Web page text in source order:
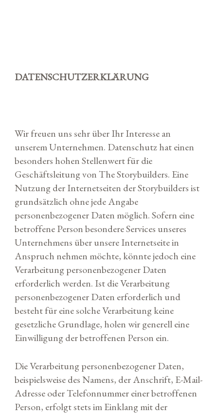
DATENSCHUTZERKLÄRUNG
Wir freuen uns sehr über Ihr Interesse an
unserem Unternehmen. Datenschutz hat einen
besonders hohen Stellenwert für die
Geschäftsleitung von The Storybuilders. Eine
Nutzung der Internetseiten der Storybuilders ist
grundsätzlich ohne jede Angabe
personenbezogener Daten möglich. Sofern eine
betroffene Person besondere Services unseres
Unternehmens über unsere Internetseite in
Anspruch nehmen möchte, könnte jedoch eine
Verarbeitung personenbezogener Daten
erforderlich werden. Ist die Verarbeitung
personenbezogener Daten erforderlich und
besteht für eine solche Verarbeitung keine
gesetzliche Grundlage, holen wir generell eine
Einwilligung der betroffenen Person ein.
Die Verarbeitung personenbezogener Daten,
beispielsweise des Namens, der Anschrift, E-Mail-
Adresse oder Telefonnummer einer betroffenen
Person, erfolgt stets im Einklang mit der